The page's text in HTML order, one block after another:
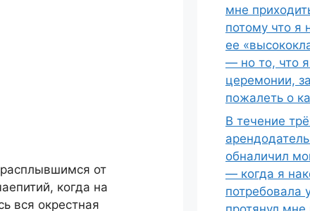
от
когда на
вся окрестная
мне
потому что я
ее
— но то, что
церемонии,
пожалеть о
В течение
обналичил
— когда я
потребовала